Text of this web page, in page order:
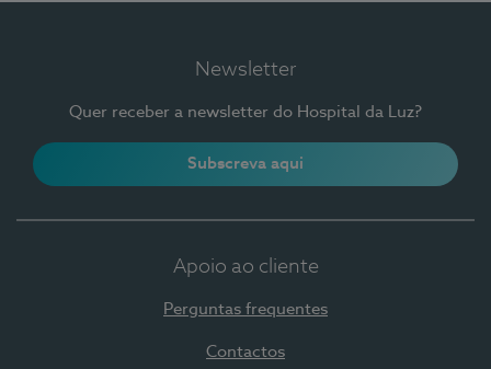
Newsletter
Quer receber a newsletter do Hospital da Luz?
Subscreva aqui
Apoio ao cliente
Perguntas frequentes
Contactos